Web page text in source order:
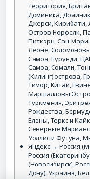
территория,
Доминика,
Джерси, Кирибати,
Остров Норфолк,
Питкэрн, Сан-
Леоне,
Самоа, Бурунди,
Самоа, Сомали,
(Килинг) острова,
Тимор, Китай,
Маршалловы
Туркмения,
Рождества,
Елены, Теркс и
Северные
Уоллис и Футуна,
Яндекс → Россия
Россия
(Новосибирск),
Дону), Украина,